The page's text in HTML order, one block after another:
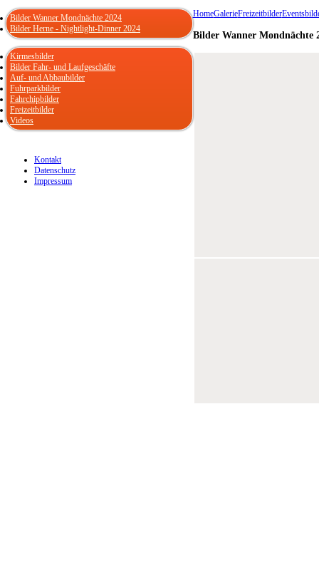
HomeGalerieFreizeitbilder
Bilder Wanner Mondnächte
Bilder Wanner Mondnächte 2024
Bilder Herne - Nightlight-Dinner 2024
Kirmesbilder
Bilder Fahr- und Laufgeschäfte
Auf- und Abbaubilder
Fuhrparkbilder
Fahrchipbilder
Freizeitbilder
Videos
Kontakt
Datenschutz
Impressum